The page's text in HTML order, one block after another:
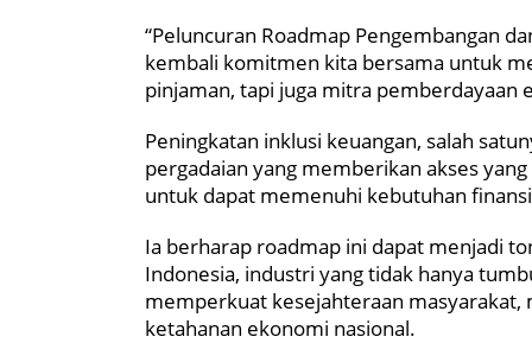
“Peluncuran Roadmap Pengembangan
kembali komitmen kita bersama untuk
pinjaman, tapi juga mitra pemberdayaan
Peningkatan inklusi keuangan, salah
pergadaian yang memberikan akses
untuk dapat memenuhi kebutuhan
Ia berharap roadmap ini dapat menjadi
Indonesia, industri yang tidak hanya
memperkuat kesejahteraan
ketahanan ekonomi nasional.